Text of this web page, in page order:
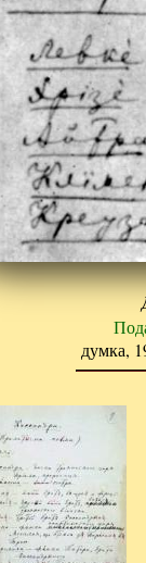
думка,